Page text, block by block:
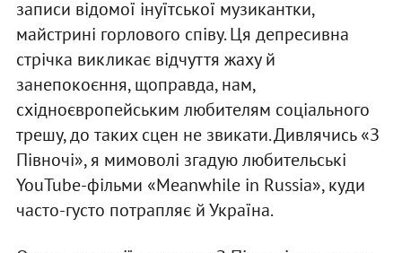
записи відомої інуїтської музикантки,
майстрині горлового співу. Ця депресивна
стрічка викликає відчуття жаху й
занепокоєння, щоправда, нам,
східноєвропейським любителям соціального
трешу, до таких сцен не звикати. Дивлячись «З
Півночі», я мимоволі згадую любительські
YouTube-фільми «Meanwhile in Russia», куди
часто-густо потрапляє й Україна.